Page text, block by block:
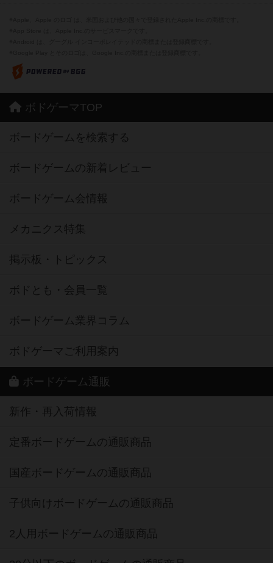
ボドゲーマTOP
ボードゲームを検索する
ボードゲームの新着レビュー
ボードゲーム会情報
メカニクス特集
掲示板・トピックス
ボドとも・会員一覧
ボードゲーム業界コラム
ボドゲーマご利用案内
ボードゲーム通販
新作・再入荷情報
定番ボードゲームの通販商品
国産ボードゲームの通販商品
子供向けボードゲームの通販商品
2人用ボードゲームの通販商品